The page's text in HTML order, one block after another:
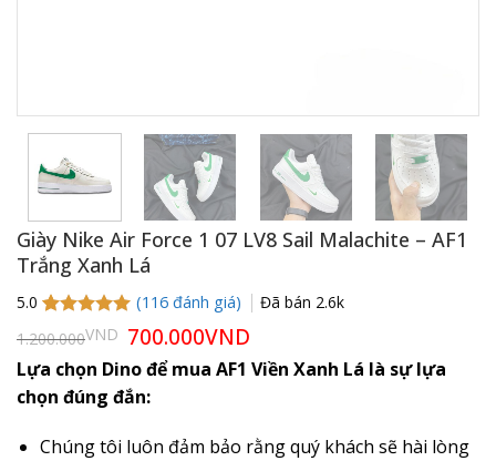
Giày Nike Air Force 1 07 LV8 Sail Malachite – AF1
Trắng Xanh Lá
5.0
5.0trên 5
dựa trên
114
đánh giá
(116đánh giá) Đã bán 2.6k
1.200.000VND Giá
gốc
là:
1.200.000VND.
700.000VND
tại
là:
Lựa chọn Dino để mua AF1 Viền Xanh Lá là sự lựa
chọn đúng đắn:
Chúng tôi luôn đảm bảo rằng quý khách sẽ hài lòng